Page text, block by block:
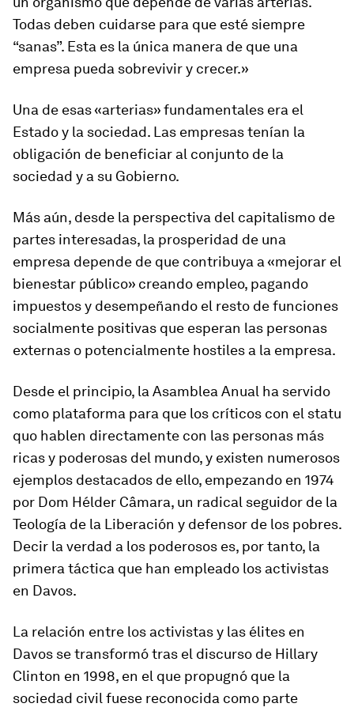
Todas deben cuidarse para que esté siempre
“sanas”. Esta es la única manera de que una
empresa pueda sobrevivir y crecer.»
Una de esas «arterias» fundamentales era el
Estado y la sociedad. Las empresas tenían la
obligación de beneficiar al conjunto de la
sociedad y a su Gobierno.
Más aún, desde la perspectiva del capitalismo de
partes interesadas, la prosperidad de una
empresa depende de que contribuya a «mejorar el
bienestar público» creando empleo, pagando
impuestos y desempeñando el resto de funciones
socialmente positivas que esperan las personas
externas o potencialmente hostiles a la empresa.
Desde el principio, la Asamblea Anual ha servido
como plataforma para que los críticos con el statu
quo hablen directamente con las personas más
ricas y poderosas del mundo, y existen numerosos
ejemplos destacados de ello, empezando en 1974
por Dom Hélder Câmara, un radical seguidor de la
Teología de la Liberación y defensor de los pobres.
Decir la verdad a los poderosos es, por tanto, la
primera táctica que han empleado los activistas
en Davos.
La relación entre los activistas y las élites en
Davos se transformó tras el discurso de Hillary
Clinton en 1998, en el que propugnó que la
sociedad civil fuese reconocida como parte